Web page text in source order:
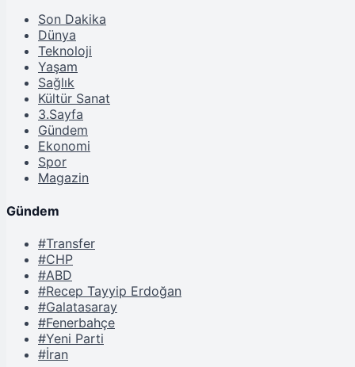
Son Dakika
Dünya
Teknoloji
Yaşam
Sağlık
Kültür Sanat
3.Sayfa
Gündem
Ekonomi
Spor
Magazin
Gündem
#Transfer
#CHP
#ABD
#Recep Tayyip Erdoğan
#Galatasaray
#Fenerbahçe
#Yeni Parti
#İran